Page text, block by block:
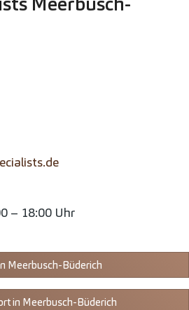
– 18:00 Uhr
Meerbusch-Büderich
in Meerbusch-Büderich